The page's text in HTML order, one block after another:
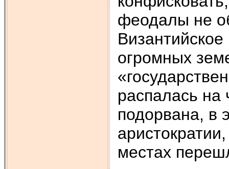
феодалы не
огромных
распалась на
подорвана, в
местах